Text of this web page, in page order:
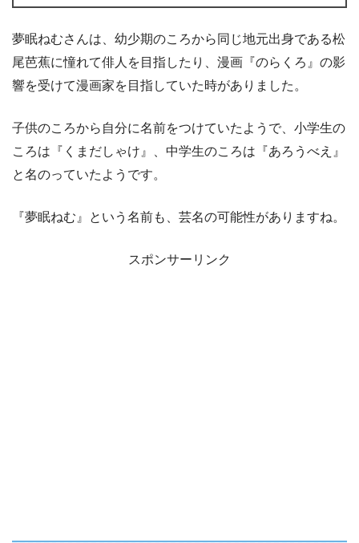
夢眠ねむさんは、幼少期のころから同じ地元出身である松
尾芭蕉に憧れて俳人を目指したり、漫画『のらくろ』の影
響を受けて漫画家を目指していた時がありました。
子供のころから自分に名前をつけていたようで、小学生の
ころは『くまだしゃけ』、中学生のころは『あろうべえ』
と名のっていたようです。
『夢眠ねむ』という名前も、芸名の可能性がありますね。
スポンサーリンク